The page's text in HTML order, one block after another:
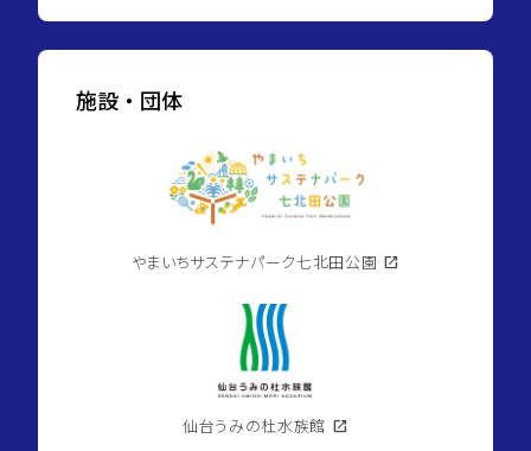
施設・団体
やまいちサステナパーク七北田公園 open_in_new
仙台うみの杜水族館 open_in_new